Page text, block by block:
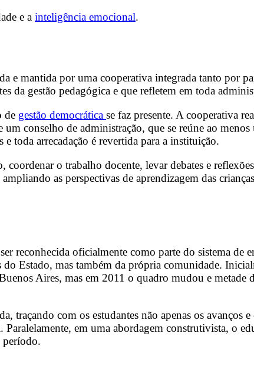
e a inteligência emocional.
e mantida por uma cooperativa integrada tanto por
da gestão pedagógica e que refletem em toda
de gestão democrática se faz presente. A cooperativa
conselho de administração, que se reúne ao
toda arrecadação é revertida para a instituição.
o trabalho docente, levar debates e
as perspectivas de aprendizagem das
reconhecida oficialmente como parte do sistema de
Estado, mas também da própria comunidade.
Aires, mas em 2011 o quadro mudou e metade
traçando com os estudantes não apenas os avanços
em uma abordagem construtivista, o
período.